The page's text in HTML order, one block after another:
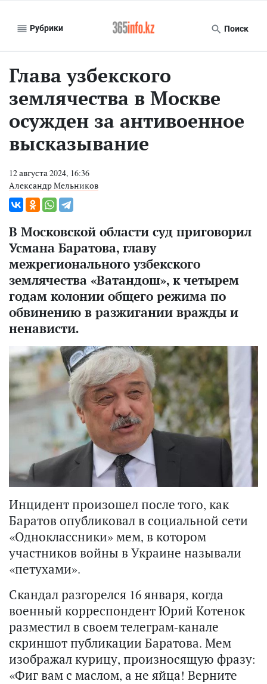
Рубрики Поиск
Глава узбекского
землячества в Москве
осужден за антивоенное
высказывание
12 августа 2024, 16:36
Александр Мельников
В Московской области суд приговорил
Усмана Баратова, главу
межрегионального узбекского
землячества «Ватандош», к четырем
годам колонии общего режима по
обвинению в разжигании вражды и
ненависти.
Инцидент произошел после того, как
Баратов опубликовал в социальной сети
«Одноклассники» мем, в котором
участников войны в Украине называли
«петухами».
Скандал разгорелся 16 января, когда
военный корреспондент Юрий Котенок
разместил в своем телеграм-канале
скриншот публикации Баратова. Мем
изображал курицу, произносящую фразу:
«Фиг вам с маслом, а не яйца! Верните